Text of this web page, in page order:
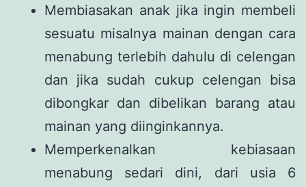
Membiasakan anak jika ingin membeli
sesuatu misalnya mainan dengan cara
menabung terlebih dahulu di celengan
dan jika sudah cukup celengan bisa
dibongkar dan dibelikan barang atau
mainan yang diinginkannya.
Memperkenalkan kebiasaan
menabung sedari dini, dari usia 6